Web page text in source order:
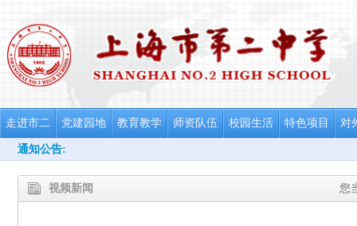
走进市二 党建园地 教育教学 师资队伍 校园生活 特色项目 对
通知公告:
您
视频新闻